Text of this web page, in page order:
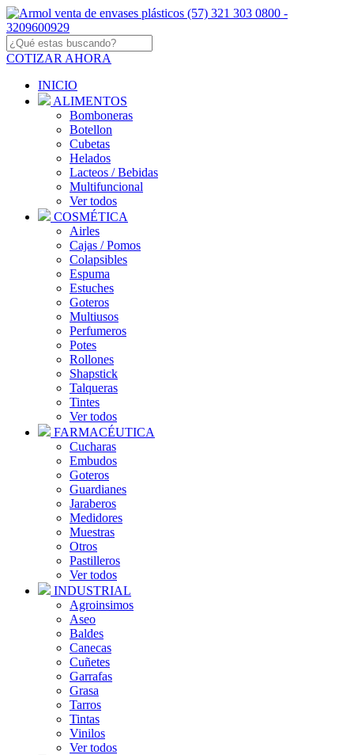
COTIZAR AHORA
INICIO
ALIMENTOS
Bomboneras
Botellon
Cubetas
Helados
Lacteos / Bebidas
Multifuncional
Ver todos
COSMÉTICA
Airles
Cajas / Pomos
Colapsibles
Espuma
Estuches
Goteros
Multiusos
Perfumeros
Potes
Rollones
Shapstick
Talqueras
Tintes
Ver todos
FARMACÉUTICA
Cucharas
Embudos
Goteros
Guardianes
Jaraberos
Medidores
Muestras
Otros
Pastilleros
Ver todos
INDUSTRIAL
Agroinsimos
Aseo
Baldes
Canecas
Cuñetes
Garrafas
Grasa
Tarros
Tintas
Vinilos
Ver todos